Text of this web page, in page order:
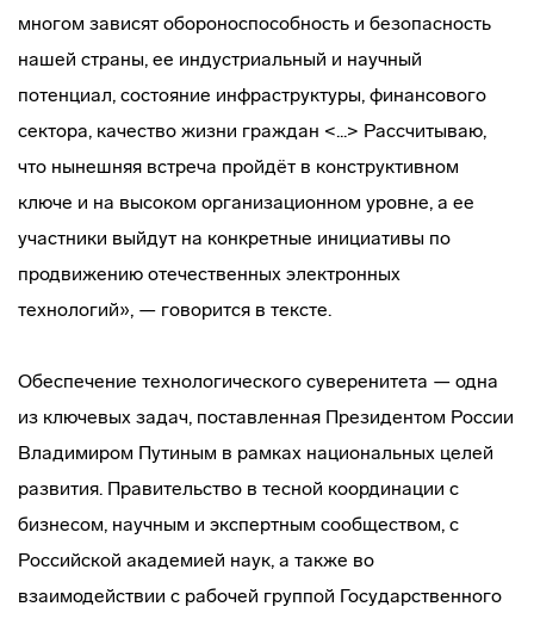
многом зависят обороноспособность и безопасность
нашей страны, ее индустриальный и научный
потенциал, состояние инфраструктуры, финансового
сектора, качество жизни граждан <...> Рассчитываю,
что нынешняя встреча пройдёт в конструктивном
ключе и на высоком организационном уровне, а ее
участники выйдут на конкретные инициативы по
продвижению отечественных электронных
технологий», — говорится в тексте.
Обеспечение технологического суверенитета — одна
из ключевых задач, поставленная Президентом России
Владимиром Путиным в рамках национальных целей
развития. Правительство в тесной координации с
бизнесом, научным и экспертным сообществом, с
Российской академией наук, а также во
взаимодействии с рабочей группой Государственного